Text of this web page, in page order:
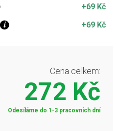
+69 Kč
+69 Kč
Cena celkem:
272 Kč
Odesíláme do 1-3 pracovních dní